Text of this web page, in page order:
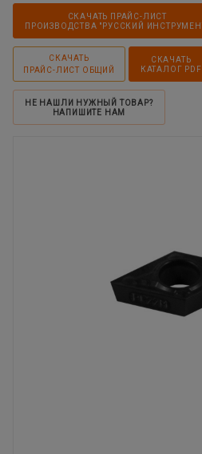
СКАЧАТЬ ПРАЙС-ЛИСТ
ПРОИЗВОДСТВА "РУССКИЙ
СКАЧАТЬ
ПРАЙС-ЛИСТ ОБЩИЙ
СКАЧАТЬ
КАТАЛОГ PDF
НЕ НАШЛИ НУЖНЫЙ ТОВАР?
НАПИШИТЕ НАМ